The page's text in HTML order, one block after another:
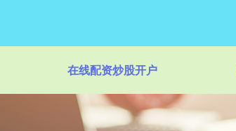
在线配资炒股开户